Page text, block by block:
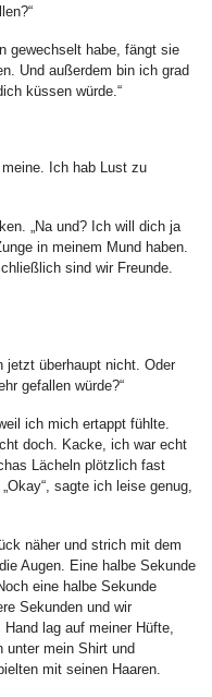
gewechselt habe, fängt sie
Und außerdem bin ich grad
küssen würde.“
Ich hab Lust zu
„Na und? Ich will dich ja
in meinem Mund haben.
sind wir Freunde.
jetzt überhaupt nicht. Oder
gefallen würde?“
ich mich ertappt fühlte.
doch. Kacke, ich war echt
Lächeln plötzlich fast
sagte ich leise genug,
näher und strich mit dem
Augen. Eine halbe Sekunde
eine halbe Sekunde
Sekunden und wir
lag auf meiner Hüfte,
unter mein Shirt und
mit seinen Haaren.